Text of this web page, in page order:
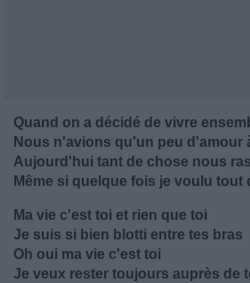
Quand on a décidé de vivre
Nous n'avions qu'un peu d'amour
Aujourd'hui tant de chose nous
Même si quelque fois je voulu tout
Ma vie c'est toi et rien que toi
Je suis si bien blotti entre tes bras
Oh oui ma vie c'est toi
Je veux rester toujours auprès de